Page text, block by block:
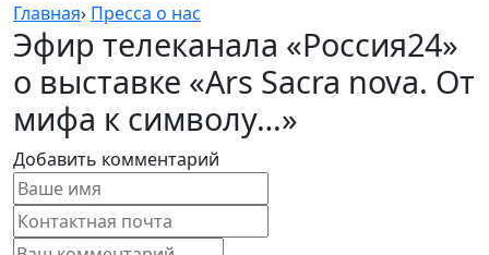
Главная› Пресса о нас
Эфир телеканала «Россия24»
о выставке «Ars Sacra nova. От
мифа к символу…»
Добавить комментарий